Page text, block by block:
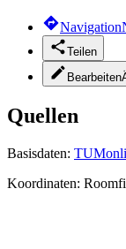
Navigation
Teilen
Bearbeiten
Quellen
Basisdaten:
Koordinaten: